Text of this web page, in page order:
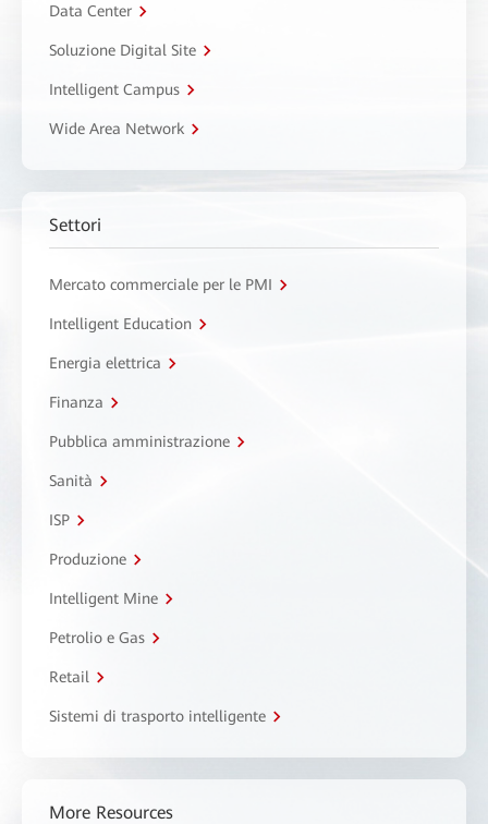
Data Center
Soluzione Digital Site
Intelligent Campus
Wide Area Network
Settori
Mercato commerciale per le PMI
Intelligent Education
Energia elettrica
Finanza
Pubblica amministrazione
Sanità
ISP
Produzione
Intelligent Mine
Petrolio e Gas
Retail
Sistemi di trasporto intelligente
More Resources